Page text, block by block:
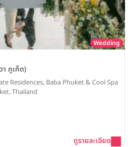
Wedding
ภูเก็ต)
Residences, Baba Phuket & Cool Spa
Thailand
ดูรายละเอียด